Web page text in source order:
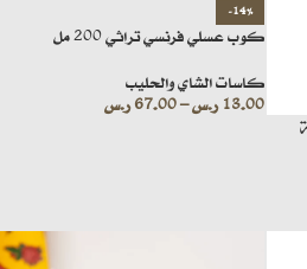
-14%
كوب عسلي فرنسي تراثي 200 مل
كاسات الشاي والحليب
13.00 ر.س–
67.00ر.س